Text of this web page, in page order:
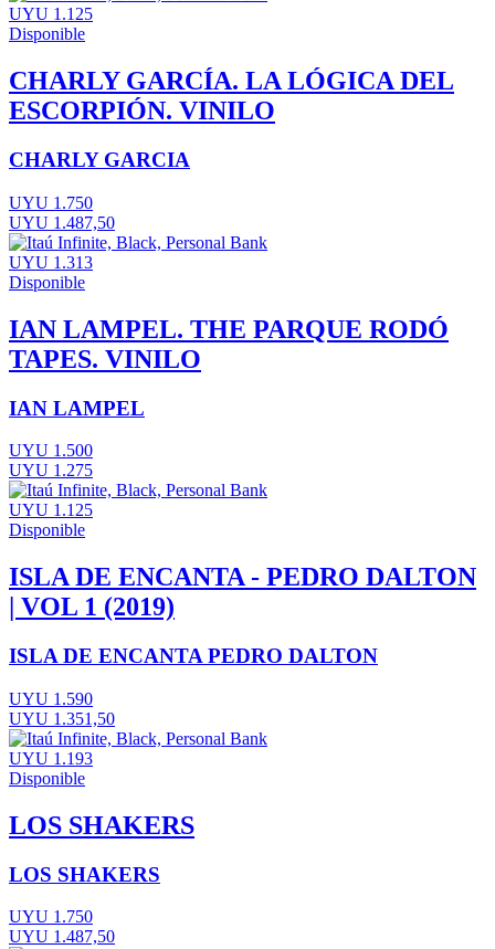
UYU 1.125
Disponible
CHARLY GARCÍA. LA LÓGICA DEL
ESCORPIÓN. VINILO
CHARLY GARCIA
UYU 1.750
UYU 1.487,50
UYU 1.313
Disponible
IAN LAMPEL. THE PARQUE RODÓ
TAPES. VINILO
IAN LAMPEL
UYU 1.500
UYU 1.275
UYU 1.125
Disponible
ISLA DE ENCANTA - PEDRO DALTON
| VOL 1 (2019)
ISLA DE ENCANTA PEDRO DALTON
UYU 1.590
UYU 1.351,50
UYU 1.193
Disponible
LOS SHAKERS
LOS SHAKERS
UYU 1.750
UYU 1.487,50